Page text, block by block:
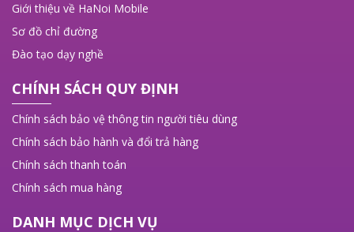
Giới thiệu về HaNoi Mobile
Sơ đồ chỉ đường
Đào tạo dạy nghề
CHÍNH SÁCH QUY ĐỊNH
Chính sách bảo vệ thông tin người tiêu dùng
Chính sách bảo hành và đổi trả hàng
Chính sách thanh toán
Chính sách mua hàng
DANH MỤC DỊCH VỤ